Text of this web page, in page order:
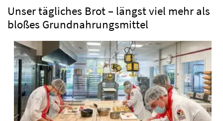
Unser tägliches Brot – längst viel mehr als
bloßes Grundnahrungsmittel